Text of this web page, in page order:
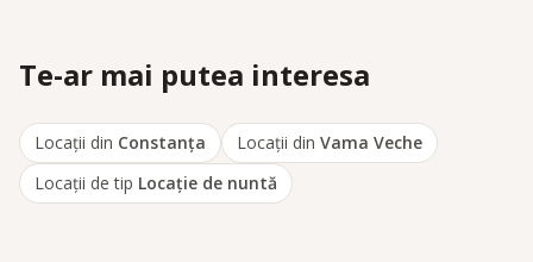
Te-ar mai putea interesa
Locații din Constanța Locații din Vama Veche
Locații de tip Locaţie de nuntă